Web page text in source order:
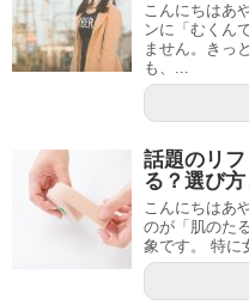
こんにちはあ
ンに「むくん
ません。きっ
も、...
話題のリ
る？選び
こんにちはあ
のが「肌のた
象です。 特に